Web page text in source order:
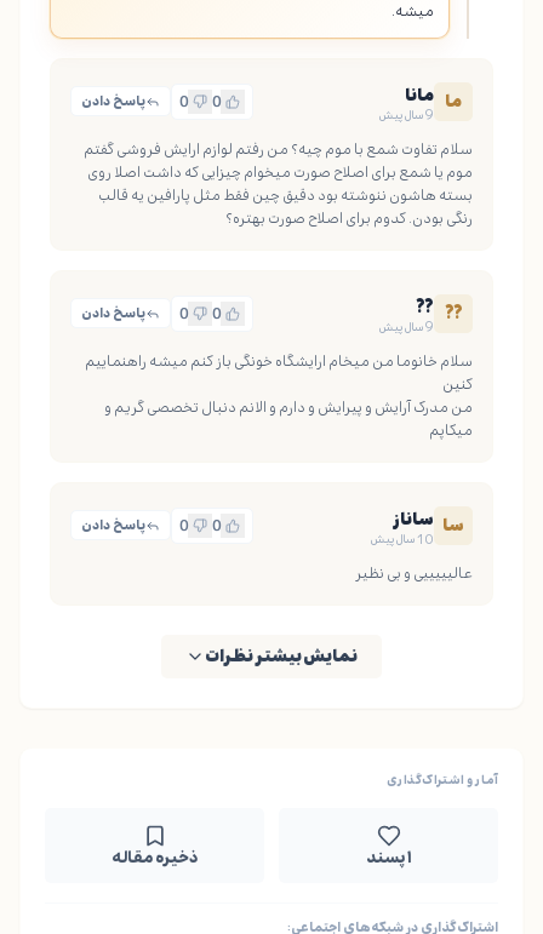
میشه.
ما مانا
9 سال پیش
0
0 پاسخ دادن
رنگی بودن. کدوم برای اصلاح صورت بهتره؟
??
??
9 سال پیش
0
0 پاسخ دادن
میکاپم
سا ساناز
10 سال پیش
0
0 پاسخ دادن
عالیییییی و بی نظیر
نمایش بیشتر نظرات
آمار و اشتراک‌گذاری
۱ پسند ذخیره مقاله
اشتراک‌گذاری در شبکه‌های اجتماعی: